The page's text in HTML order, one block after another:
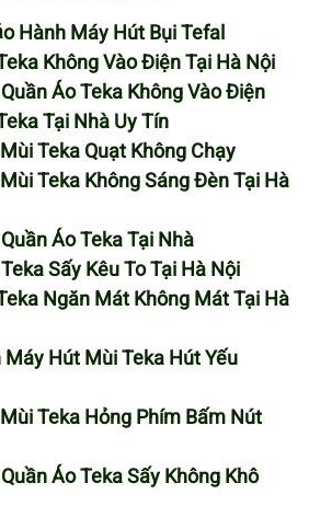
Hành Máy Hút Bụi Tefal
Không Vào Điện Tại Hà Nội
Áo Teka Không Vào Điện
Tại Nhà Uy Tín
Teka Quạt Không Chạy
Teka Không Sáng Đèn Tại Hà
Áo Teka Tại Nhà
Sấy Kêu To Tại Hà Nội
Ngăn Mát Không Mát Tại Hà
Hút Mùi Teka Hút Yếu
Teka Hỏng Phím Bấm Nút
Áo Teka Sấy Không Khô